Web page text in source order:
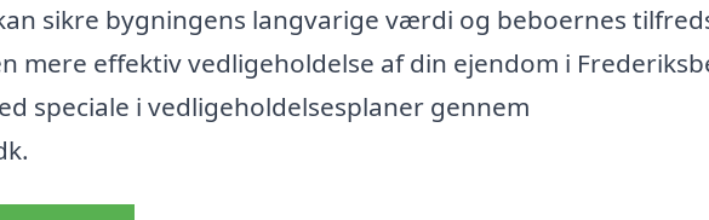
sikre bygningens langvarige værdi og beboernes
mere effektiv vedligeholdelse af din ejendom i
speciale i vedligeholdelsesplaner gennem